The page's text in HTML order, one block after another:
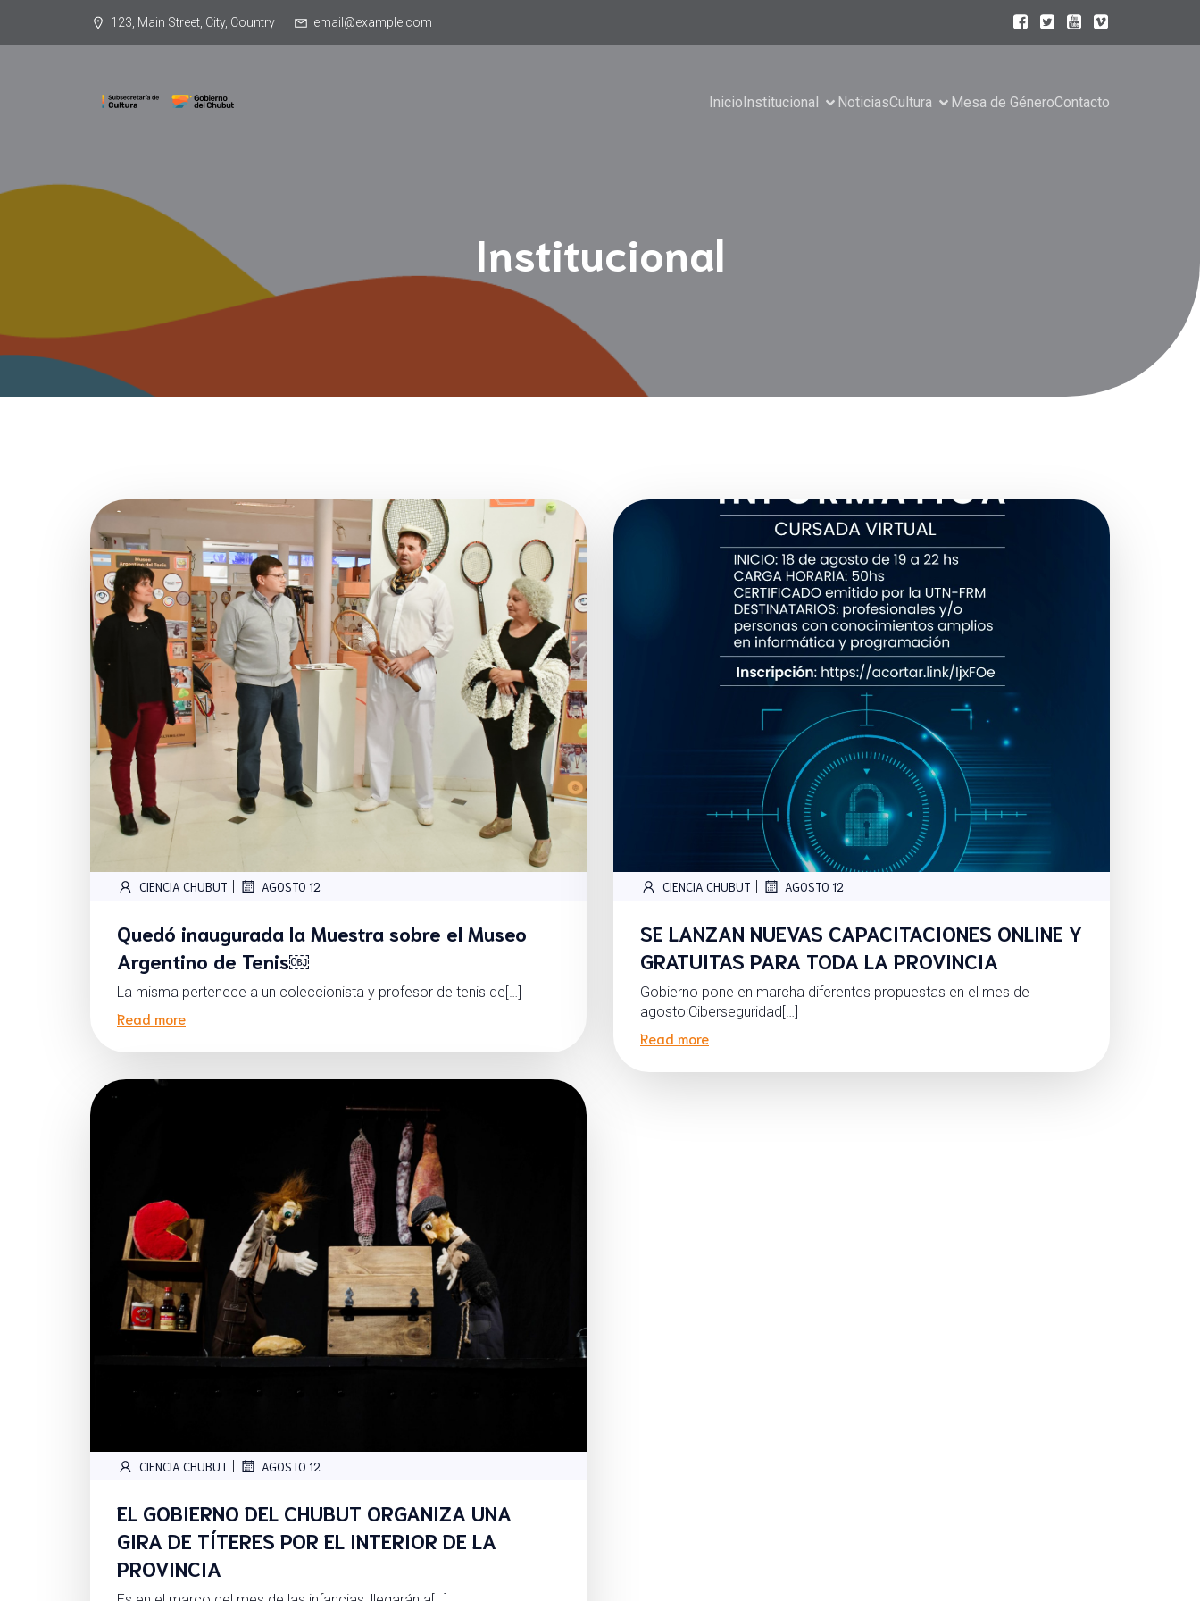
123, Main Street, City, Country email@example.com
InicioInstitucional NoticiasCultura Mesa de GéneroContacto
Institucional
CIENCIA CHUBUT | AGOSTO 12
Quedó inaugurada la Muestra sobre el Museo
Argentino de Tenis￼
La misma pertenece a un coleccionista y profesor de tenis de[…]
Read more
CIENCIA CHUBUT | AGOSTO 12
SE LANZAN NUEVAS CAPACITACIONES ONLINE Y
GRATUITAS PARA TODA LA PROVINCIA
Gobierno pone en marcha diferentes propuestas en el mes de
agosto:Ciberseguridad[…]
Read more
CIENCIA CHUBUT | AGOSTO 12
EL GOBIERNO DEL CHUBUT ORGANIZA UNA
GIRA DE TÍTERES POR EL INTERIOR DE LA
PROVINCIA